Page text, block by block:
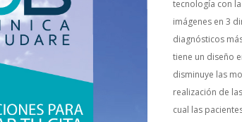
tecnología con la
imágenes en 3
diagnósticos
tiene un diseño
disminuye las
realización de las
cual las